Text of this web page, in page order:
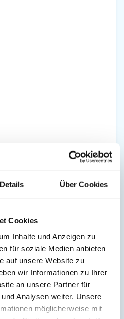
Details Über Cookies
Cookies
Inhalte und Anzeigen zu
für soziale Medien anbieten
auf unsere Website zu
wir Informationen zu Ihrer
an unsere Partner für
Analysen weiter. Unsere
möglicherweise mit
ca. 15 cm, Fenster,
überdacht, eine mit Süd- und